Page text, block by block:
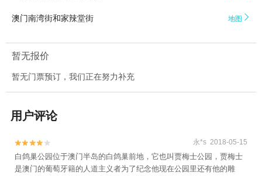
澳门南湾街和家辣堂街 地图 
暂无报价
暂无门票预订，我们正在努力补充
用户评论

 永*s 2018-05-15
白鸽巢公园位于澳门半岛的白鸽巢前地，它也叫贾梅士公园，贾梅士
是澳门的葡萄牙籍的人道主义者为了纪念他现在公园里还有他的雕